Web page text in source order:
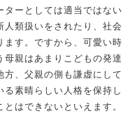
ターとしては適当ではない
人類扱いをされたり、社会
す。ですから、可愛い時
親はあまりこどもの発達
、父親の側も謙虚にして
素晴らしい人格を保持し
はできないといえます。